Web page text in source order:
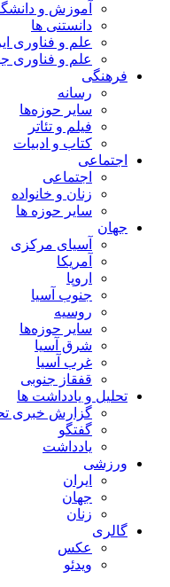
آموزش و
دانستنی ها
علم و فناوری
علم و فناوری
فرهنگی
رسانه
سایر حوزه‌ها
فیلم و تئاتر
کتاب و ادبیات
اجتماعی
اجتماعی
زنان و خانواده
سایر حوزه ها
جهان
آسیای مرکزی
آمریکا
اروپا
جنوب آسیا
روسیه
سایر حوزه‌ها
شرق آسیا
غرب آسیا
قفقاز جنوبی
تحلیل و یادداشت ها
گزارش خبری
گفتگو
یادداشت
ورزشی
ایران
جهان
زنان
گالری
عکس
ویدئو